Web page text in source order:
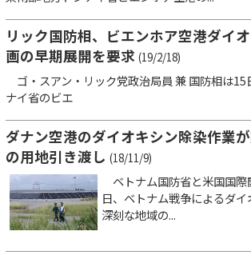
リック国防相、ビエンホア空港ダイ
画の早期展開を要求 (19/2/18)
ゴ・スアン・リック党政治局員 兼 国防相は15
ナイ省のビエ
ダナン空港のダイオキシン除染作業
の用地引き渡し (18/11/9)
ベトナム国防省と米国国
日、ベトナム戦争によるダ
深刻な地域の...